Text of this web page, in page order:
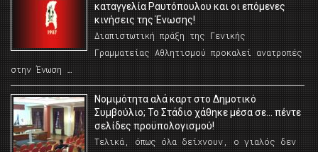
καταγγελία Ραυτόπουλου και οι επόμενες
κινήσεις της Ένωσης!
Διαπιστωτική πράξη της Γενικής
Γραμματείας Αθλητισμού προκαλεί ανατροπές
στην Ένωση …
Νομιμότητα αλά καρτ στο Δημοτικό
Συμβούλιο; Το Στάδιο χάθηκε μέσα σε… πέντε
σελίδες προϋπολογισμού!
Τελικά, όπως όλα δείχνουν, ο γιαλός δεν